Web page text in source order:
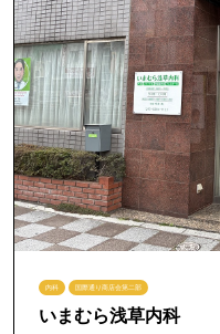
内科 国際通り商店会第二部
いまむら浅草内科